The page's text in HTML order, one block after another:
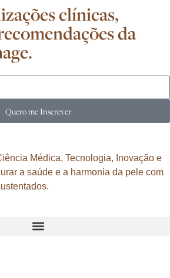
clínicas,
da
Quero me Inscrever
Médica, Tecnologia, Inovação e
a saúde e a harmonia da pele com